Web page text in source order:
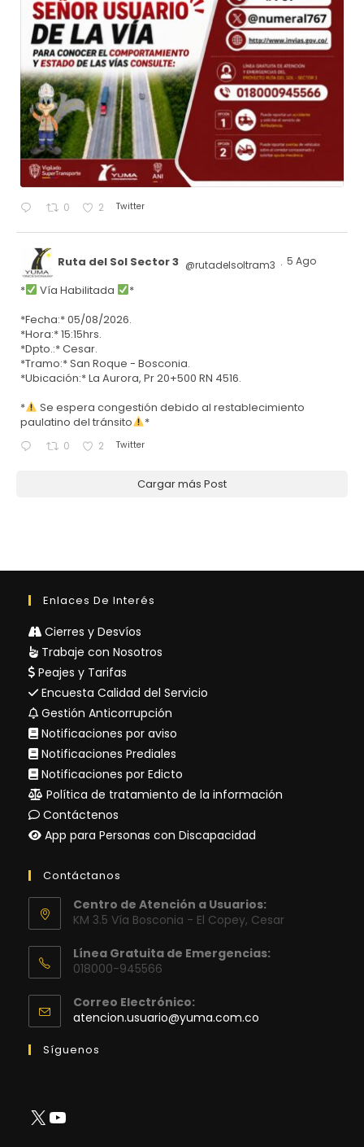
0 2 Twitter
Ruta del Sol Sector 3 @rutadelsoltram3 · 5 Ago
* Vía Habilitada
*
*Fecha:* 05/08/2026.
*Hora:* 15:15hrs.
*Dpto.:* Cesar.
*Tramo:* San Roque - Bosconia.
*Ubicación:* La Aurora, Pr 20+500 RN 4516.
*
Se espera congestión debido al restablecimiento
paulatino del tránsito
*
0 2 Twitter
Cargar más Post
Enlaces De Interés
Cierres y Desvíos
Trabaje con Nosotros
Peajes y Tarifas
Encuesta Calidad del Servicio
Gestión Anticorrupción
Notificaciones por aviso
Notificaciones Prediales
Notificaciones por Edicto
Política de tratamiento de la información
Contáctenos
App para Personas con Discapacidad
Contáctanos
Centro de Atención a Usuarios:
KM 3.5 Vía Bosconia - El Copey, Cesar
Línea Gratuita de Emergencias:
018000-945566
Correo Electrónico:
atencion.usuario@yuma.com.co
Síguenos
X YouTube